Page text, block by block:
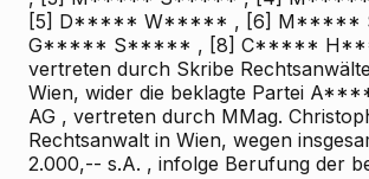
[5] D***** W***** , [6] M*****
G***** S***** , [8] C*****
vertreten durch Skribe
Wien, wider die beklagte Partei
AG , vertreten durch MMag.
Rechtsanwalt in Wien, wegen
2.000,-- s.A. , infolge Berufung der